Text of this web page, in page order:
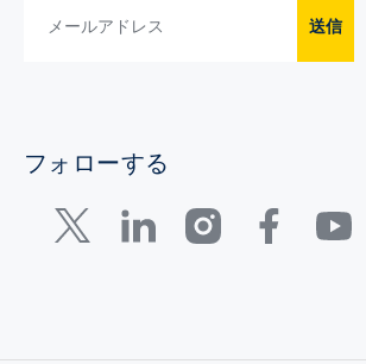
送信
フォローする